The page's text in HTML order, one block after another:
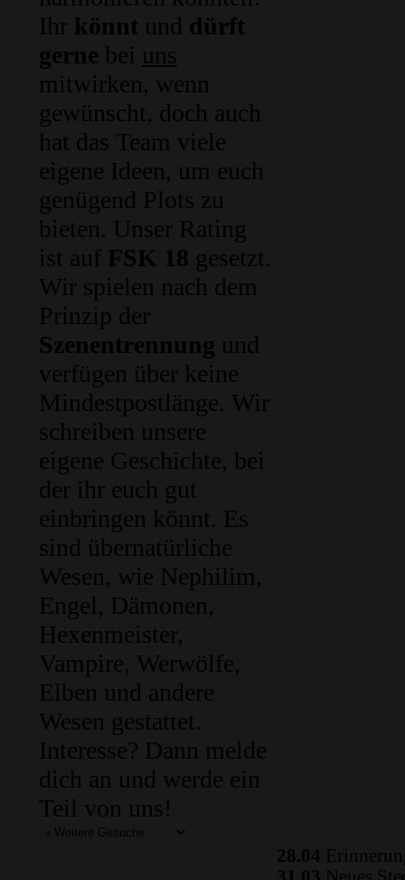
Ihr könnt und dürft
gerne bei uns
mitwirken, wenn
gewünscht, doch auch
hat das Team viele
eigene Ideen, um euch
genügend Plots zu
bieten. Unser Rating
ist auf FSK 18 gesetzt.
Wir spielen nach dem
Prinzip der
Szenentrennung und
verfügen über keine
Mindestpostlänge. Wir
schreiben unsere
eigene Geschichte, bei
der ihr euch gut
einbringen könnt. Es
sind übernatürliche
Wesen, wie Nephilim,
Engel, Dämonen,
Hexenmeister,
Vampire, Werwölfe,
Elben und andere
Wesen gestattet.
Interesse? Dann melde
dich an und werde ein
Teil von uns!
28.04